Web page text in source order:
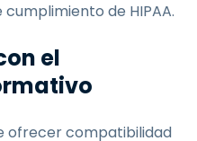
de HIPAA.
el
ofrecer compatibilidad